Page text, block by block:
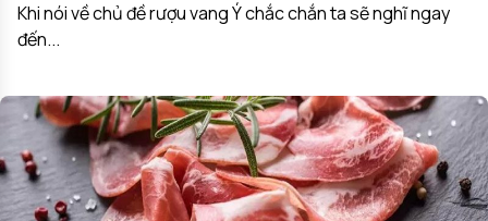
Khi nói về chủ đề rượu vang Ý chắc chắn ta sẽ nghĩ ngay
đến...